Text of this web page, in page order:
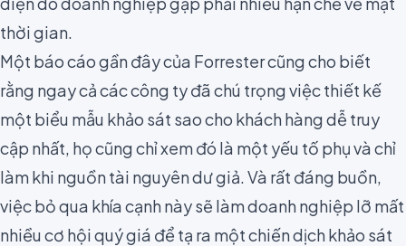
thời gian.
Một báo cáo gần đây của Forrestercũng cho biết
rằng ngay cả các công ty đã chú trọng việc thiết kế
một biểu mẫu khảo sát sao cho khách hàng dễ truy
cập nhất, họ cũng chỉ xem đó là một yếu tố phụ và chỉ
làm khi nguồn tài nguyên dư giả. Và rất đáng buồn,
việc bỏ qua khía cạnh này sẽ làm doanh nghiệp lỡ mất
nhiều cơ hội quý giá để tạ ra một chiến dịch khảo sát